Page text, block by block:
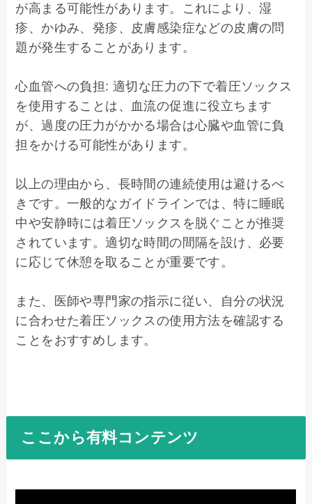
が高まる可能性があります。これにより、湿
疹、かゆみ、発疹、皮膚感染症などの皮膚の問
題が発生することがあります。
心血管への負担: 適切な圧力の下で着圧ソックス
を使用することは、血流の促進に役立ちます
が、過度の圧力がかかる場合は心臓や血管に負
担をかける可能性があります。
以上の理由から、長時間の連続使用は避けるべ
きです。一般的なガイドラインでは、特に睡眠
中や安静時には着圧ソックスを脱ぐことが推奨
されています。適切な時間の間隔を設け、必要
に応じて休憩を取ることが重要です。
また、医師や専門家の指示に従い、自分の状況
に合わせた着圧ソックスの使用方法を確認する
ことをおすすめします。
ここから有料コンテンツ